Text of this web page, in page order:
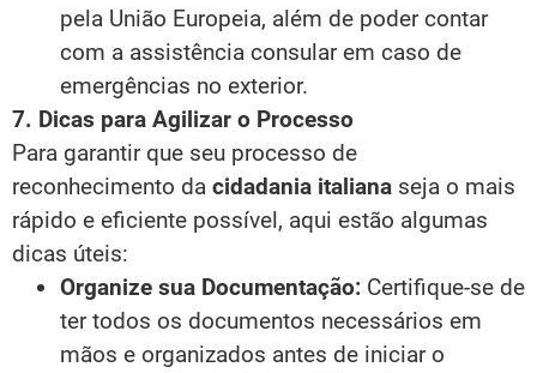
pela União Europeia, além de poder contar
com a assistência consular em caso de
emergências no exterior.
7. Dicas para Agilizar o Processo
Para garantir que seu processo de
reconhecimento da cidadania italiana seja o mais
rápido e eficiente possível, aqui estão algumas
dicas úteis:
Organize sua Documentação: Certifique-se de
ter todos os documentos necessários em
mãos e organizados antes de iniciar o